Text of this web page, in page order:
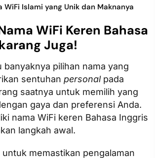
WiFi Islami yang Unik dan Maknanya
WiFi Keren Bahasa
Juga!
banyaknya pilihan nama yang
sentuhan personalpada
saatnya untuk memilih yang
gaya dan preferensi Anda.
nama WiFi keren Bahasa Inggris
langkah awal.
untuk memastikan pengalaman